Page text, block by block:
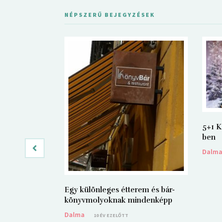
NÉPSZERŰ BEJEGYZÉSEK
Egy különleges étterem és bár-
könyvmolyoknak mindenképp
Dalma
10 ÉV EZELŐTT
5+1
ben